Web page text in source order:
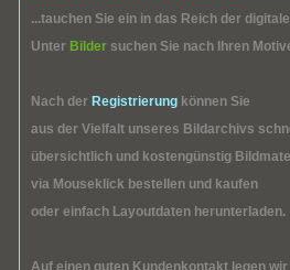
...tauchen Sie ein in das Reich der
Unter Bilder suchen Sie nach Ihren
Nach der Registrierung können Sie
aus der Vielfalt unseres Bildarchivs
übersichtlich und kostengünstig
via Mouseklick bestellen und kaufen
oder einfach Layoutdaten herunterladen.
Auf einen guten Kundenkontakt legen